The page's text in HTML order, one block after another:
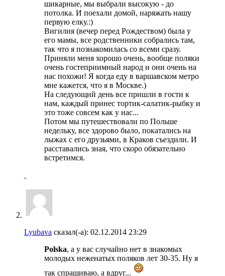
шикарные, мы выбрали высокую - до
потолка. И поехали домой, наряжать нашу
первую елку.:)
Вигилия (вечер перед Рождеством) была у
его мамы, все родственники собрались там,
так что я познакомилась со всеми сразу.
Приняли меня хорошо очень, вообще поляки
очень гостеприимный народ и они очень на
нас похожи! Я когда еду в варшавском метро
мне кажется, что я в Москве.)
На следующий день все пришли в гости к
нам, каждый принес тортик-салатик-рыбку и
это тоже совсем как у нас...
Потом мы путешествовали по Польше
недельку, все здорово было, покатались на
лыжах с его друзьями, в Краков съездили. И
расставались зная, что скоро обязательно
встретимся.
Lyubava сказал(-а): 02.12.2014 23:29
Polska, а у вас случайно нет в знакомых
молодых неженатых поляков лет 30-35. Ну я
так спрашиваю, а вдруг...